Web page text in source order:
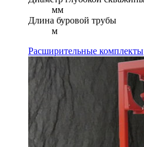
мм
Длина буровой трубы
м
Расширительные комплекты